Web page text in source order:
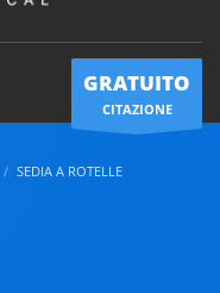
GRATUITO
CITAZIONE
SEDIA A ROTELLE